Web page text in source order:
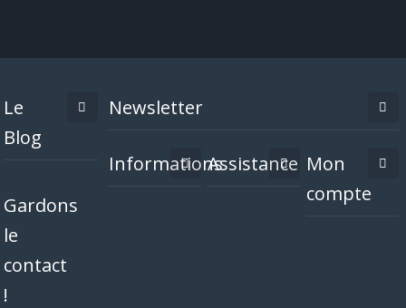
Le
Blog
Gardons
le
contact
!
Newsletter
InformationsAssistance Mon
compte